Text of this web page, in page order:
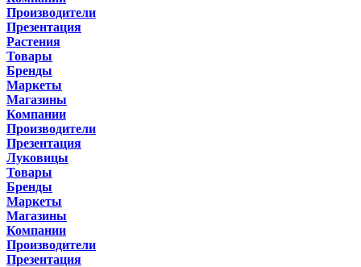
Производители
Презентация
Растения
Товары
Бренды
Маркеты
Магазины
Компании
Производители
Презентация
Луковицы
Товары
Бренды
Маркеты
Магазины
Компании
Производители
Презентация